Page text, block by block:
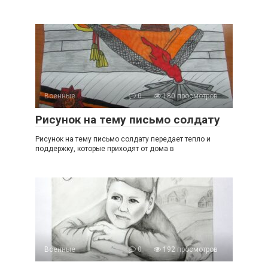
Военные 0 180 просмотров
Рисунок на тему письмо солдату
Рисунок на тему письмо солдату передает тепло и
поддержку, которые приходят от дома в
Военные 0 192 просмотров